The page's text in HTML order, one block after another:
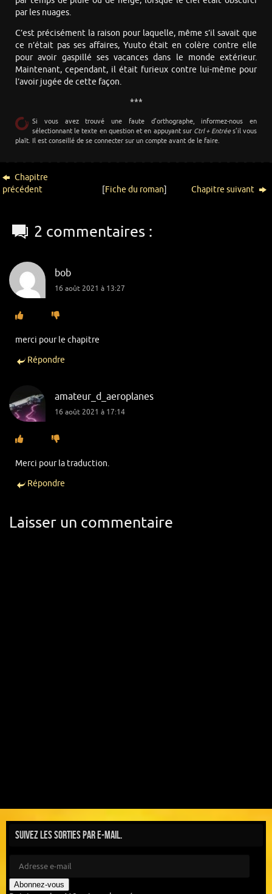
par les nuages.
C’est précisément la raison pour laquelle, même s’il savait que
ce n’était pas ses affaires, Yuuto était en colère contre elle
pour avoir gaspillé ses vacances dans le monde extérieur.
Maintenant, cependant, il était furieux contre lui-même pour
l’avoir jugée de cette façon.
***
Si vous avez trouvé une faute d’orthographe, informez-nous en
sélectionnant le texte en question et en appuyant sur Ctrl + Entrées’il vous
plaît. Il est conseillé de se connecter sur un compte avant de le faire.
Chapitre
précédent
[Fiche du roman] Chapitre suivant
2 commentaires :
bob
16 août 2021 à 13:27
merci pour le chapitre
Répondre
amateur_d_aeroplanes
16 août 2021 à 17:14
Merci pour la traduction.
Répondre
Laisser un commentaire
Suivez les sorties par e-mail.
Abonnez-vous